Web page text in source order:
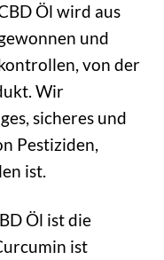
Öl wird aus
und
von der
Wir
sicheres und
Pestiziden,
ist.
Öl ist die
ist